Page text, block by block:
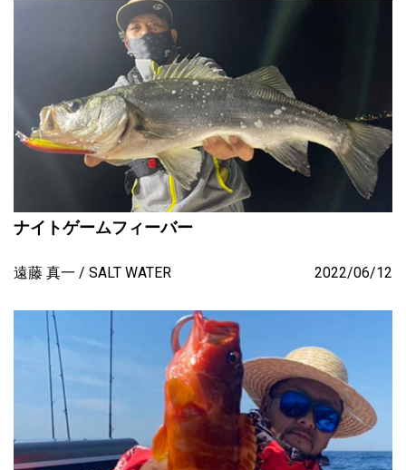
ナイトゲームフィーバー
遠藤 真一 SALT WATER 2022/06/12